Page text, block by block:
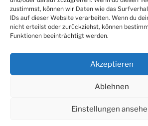
zustimmst, können wir Daten wie das
IDs auf dieser Website verarbeiten. Wenn du
nicht erteilst oder zurückziehst, können
Funktionen beeinträchtigt werden.
Akzeptieren
Ablehnen
Einstellungen
SUCHE